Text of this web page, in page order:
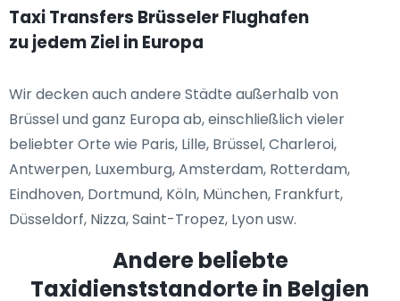
Taxi Transfers Brüsseler Flughafen
zu jedem Ziel in Europa
Wir decken auch andere Städte außerhalb von
Brüssel und ganz Europa ab, einschließlich vieler
beliebter Orte wie Paris, Lille, Brüssel, Charleroi,
Antwerpen, Luxemburg, Amsterdam, Rotterdam,
Eindhoven, Dortmund, Köln, München, Frankfurt,
Düsseldorf, Nizza, Saint-Tropez, Lyon usw.
Andere beliebte
Taxidienststandortein Belgien